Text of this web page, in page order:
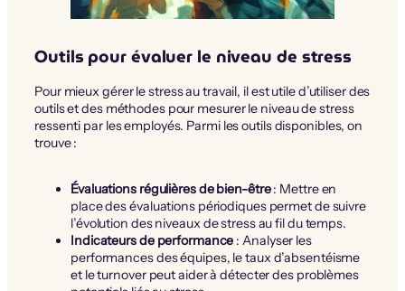
Outils pour évaluer le niveau de stress
Pour mieux gérer le stress au travail, il est utile d’utiliser des
outils et des méthodes pour mesurer le niveau de stress
ressenti par les employés. Parmi les outils disponibles, on
trouve :
Évaluations régulières de bien-être: Mettre en
place des évaluations périodiques permet de suivre
l’évolution des niveaux de stress au fil du temps.
Indicateurs de performance : Analyser les
performances des équipes, le taux d’absentéisme
et le turnover peut aider à détecter des problèmes